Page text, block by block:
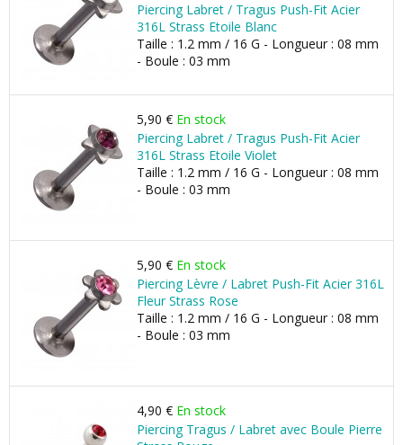
Piercing Labret / Tragus Push-Fit Acier
316L Strass Etoile Blanc
Taille : 1.2 mm / 16 G - Longueur : 08 mm
- Boule : 03 mm
5,90 € En stock
Piercing Labret / Tragus Push-Fit Acier
316L Strass Etoile Violet
Taille : 1.2 mm / 16 G - Longueur : 08 mm
- Boule : 03 mm
5,90 € En stock
Piercing Lèvre / Labret Push-Fit Acier 316L
Fleur Strass Rose
Taille : 1.2 mm / 16 G - Longueur : 08 mm
- Boule : 03 mm
4,90 € En stock
Piercing Tragus / Labret avec Boule Pierre